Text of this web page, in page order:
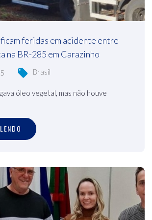
feridas em acidente entre
na BR-285 em Carazinho
Brasil
óleo vegetal, mas não houve